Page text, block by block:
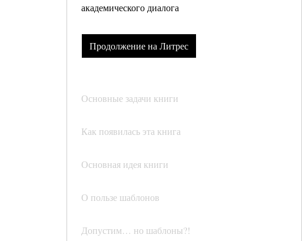
академического диалога
Продолжение на Литрес
Основные задачи книги
Как появилась эта книга
Основная идея книги
О пользе шаблонов
Допустим… но шаблоны?!